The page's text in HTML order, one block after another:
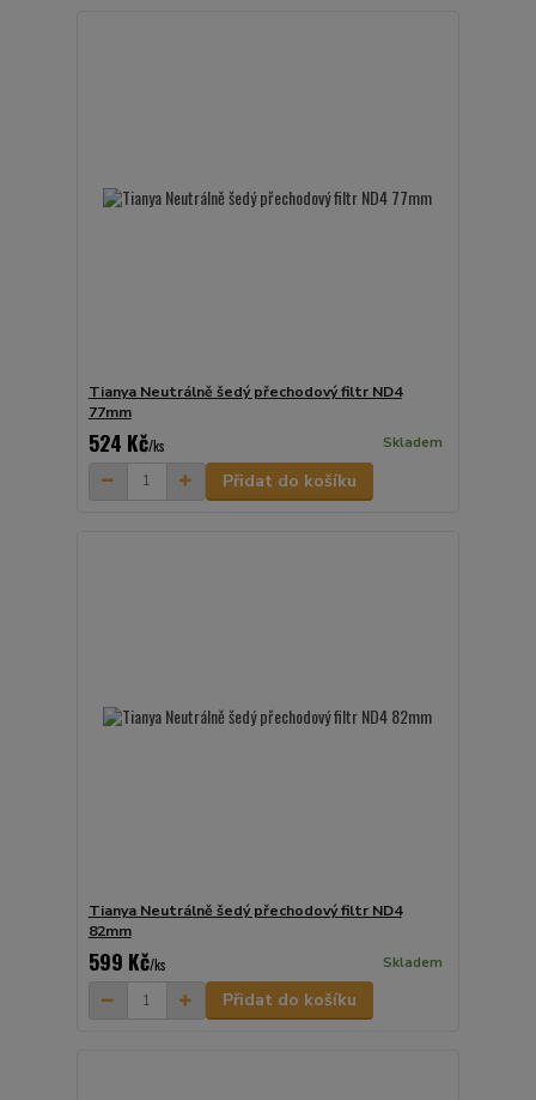
Tianya Neutrálně šedý přechodový filtr ND4
77mm
524 Kč/ks Skladem
Přidat do košíku
Tianya Neutrálně šedý přechodový filtr ND4
82mm
599 Kč/ks Skladem
Přidat do košíku